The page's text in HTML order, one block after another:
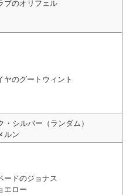
ブのオリフェル
ヤのグートウィント
・シルバー（ランダム）
ルン
ードのジョナス
エロー